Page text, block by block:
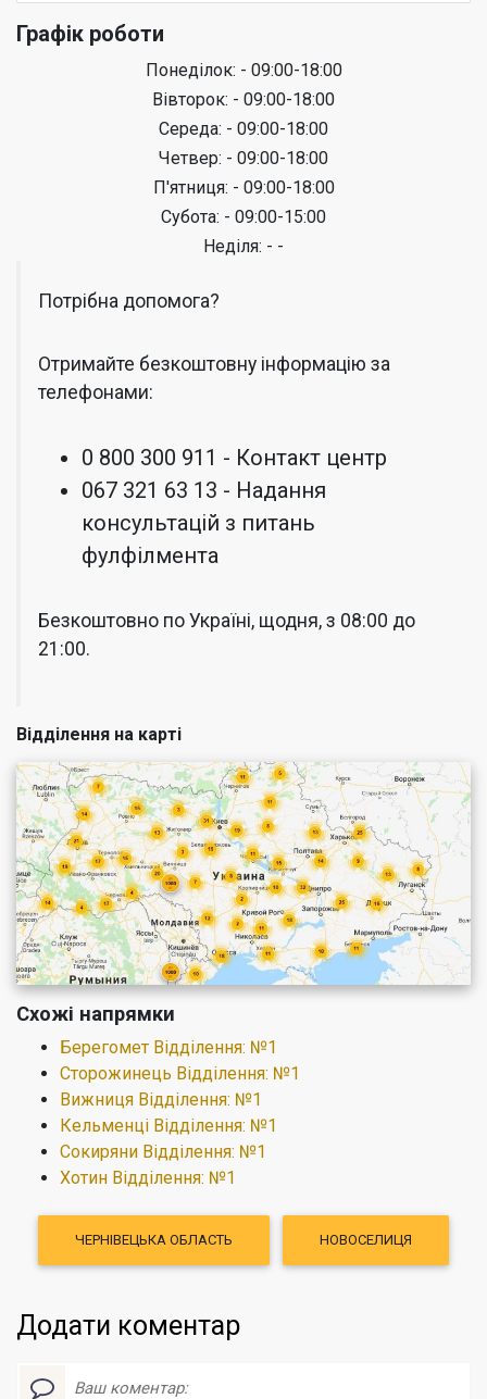
Графік роботи
Понеділок: - 09:00-18:00
Вівторок: - 09:00-18:00
Середа: - 09:00-18:00
Четвер: - 09:00-18:00
П'ятниця: - 09:00-18:00
Субота: - 09:00-15:00
Неділя: - -
Потрібна допомога?
Отримайте безкоштовну інформацію за
телефонами:
0 800 300 911 - Контакт центр
067 321 63 13 - Надання
консультацій з питань
фулфілмента
Безкоштовно по Україні, щодня, з 08:00 до
21:00.
Відділення на карті
Схожі напрямки
Берегомет Відділення: №1
Сторожинець Відділення: №1
Вижниця Відділення: №1
Кельменці Відділення: №1
Сокиряни Відділення: №1
Хотин Відділення: №1
ЧЕРНІВЕЦЬКА ОБЛАСТЬ НОВОСЕЛИЦЯ
Додати коментар